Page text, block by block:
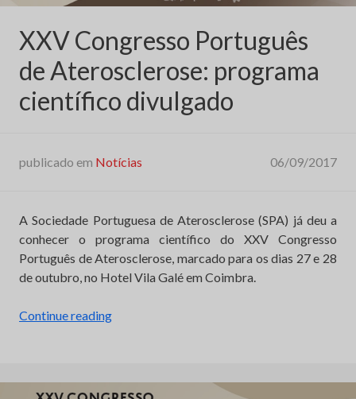
XXV Congresso Português
de Aterosclerose: programa
científico divulgado
publicado em Notícias 06/09/2017
A Sociedade Portuguesa de Aterosclerose (SPA) já deu a
conhecer o programa científico do XXV Congresso
Português de Aterosclerose, marcado para os dias 27 e 28
de outubro, no Hotel Vila Galé em Coimbra.
Continue reading“XXV
Aterosclerose: